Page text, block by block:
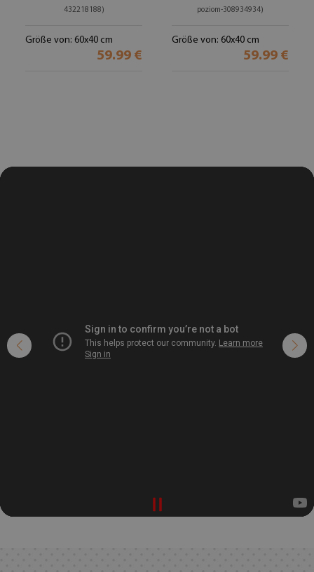
432218188)
Größe von: 60x40 cm
59.99 €
poziom-308934934)
Größe von: 60x40 cm
59.99 €